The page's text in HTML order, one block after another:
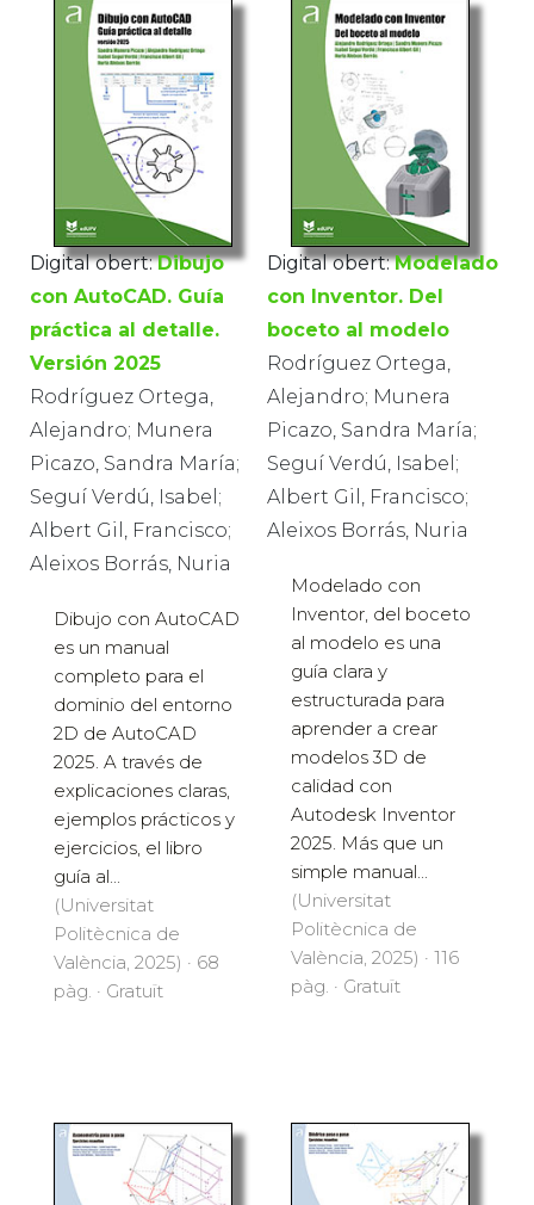
Digital obert: Dibujo
con AutoCAD. Guía
práctica al detalle.
Versión 2025
Rodríguez Ortega,
Alejandro; Munera
Picazo, Sandra María;
Seguí Verdú, Isabel;
Albert Gil, Francisco;
Aleixos Borrás, Nuria
Dibujo con AutoCAD
es un manual
completo para el
dominio del entorno
2D de AutoCAD
2025. A través de
explicaciones claras,
ejemplos prácticos y
ejercicios, el libro
guía al...
(Universitat
Politècnica de
València, 2025) · 68
pàg. · Gratuït
Digital obert: Modelado
con Inventor. Del
boceto al modelo
Rodríguez Ortega,
Alejandro; Munera
Picazo, Sandra María;
Seguí Verdú, Isabel;
Albert Gil, Francisco;
Aleixos Borrás, Nuria
Modelado con
Inventor, del boceto
al modelo es una
guía clara y
estructurada para
aprender a crear
modelos 3D de
calidad con
Autodesk Inventor
2025. Más que un
simple manual...
(Universitat
Politècnica de
València, 2025) · 116
pàg. · Gratuït